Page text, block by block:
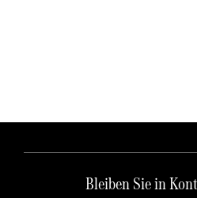
Bleiben Sie in